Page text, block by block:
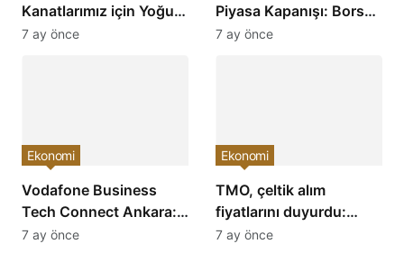
Kanatlarımız için Yoğun
Mesai: Türkiye’nin
7 ay önce
Piyasa Kapanışı: Borsa,
Dolar, Altın ve Kripto
7 ay önce
Vodafone Business
Tech Connect Ankara:
Teknoloji Devrimi
Ekonomi
7 ay önce
TMO, çeltik alım
fiyatlarını duyurdu:
Baldo, cammeo ve
Ekonomi
7 ay önce